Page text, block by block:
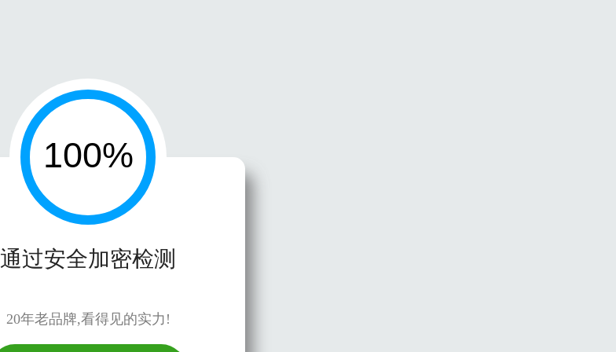
通过安全加密检测
20年老品牌,看得见的实力!